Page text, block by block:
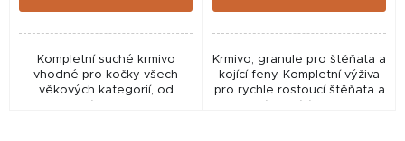
Kompletní suché krmivo
vhodné pro kočky všech
věkových kategorií, od
rostoucích koťat až k
5
hvězdiček.
Krmivo, granule pro štěňata a
kojící feny. Kompletní výživa
pro rychle rostoucí štěňata a
pro březí a kojící feny. Krmivo